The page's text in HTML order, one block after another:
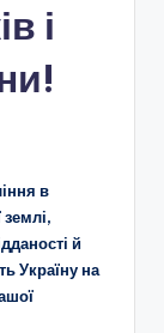
і
в
землі,
й
Україну на